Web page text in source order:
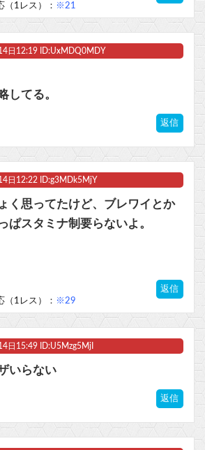
（1レス）： ※21
日12:19 ID:UxMDQ0MDY
してる。
返信
日12:22 ID:g3MDk5MjY
く思ってたけど、ブレワイとか
ぱスタミナ制要らないよ。
返信
（1レス）： ※29
日15:49 ID:U5Mzg5MjI
いらない
返信